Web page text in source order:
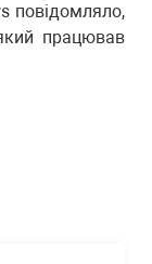
повідомляло,
працював